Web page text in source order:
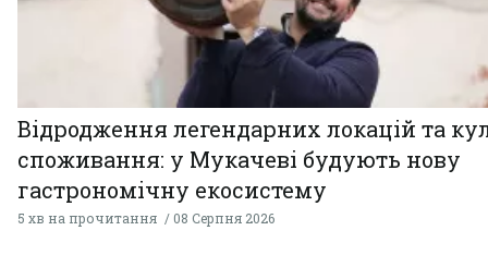
Відродження легендарних локацій та
споживання: у Мукачеві будують нову
гастрономічну екосистему
5 хв на прочитання 08 Серпня 2026